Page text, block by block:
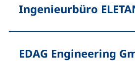
Ingenieurbüro
EDAG Engineering